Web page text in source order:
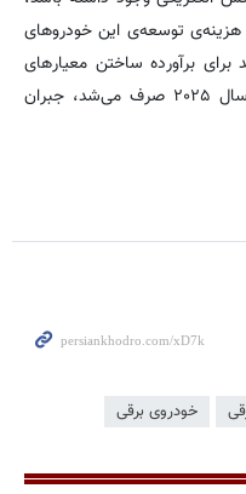
هزینه‌ی توسعه‌ی این خودروهای
برای برآورده ساختن معیارهای
سرسختانه‌ی مصرف سوخت آمریکا در سال ۲۰۲۵ صرف می‌شد، جبران
خودروی برقی